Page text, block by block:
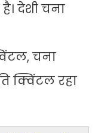
देशी चना
चना
क्विंटल रहा